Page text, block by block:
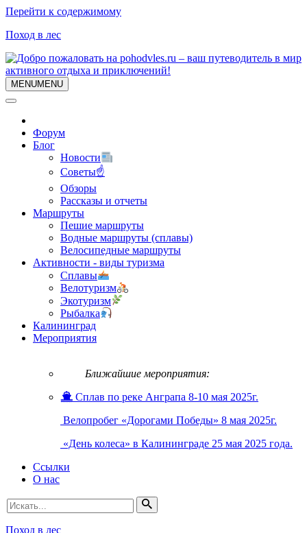
Перейти к содержимому
Поход в лес
MENUMENU
Форум
Блог
Новости
Советы☝
Обзоры
Рассказы и отчеты
Маршруты
Пешие маршруты
Водные маршруты (сплавы)
Велосипедные маршруты
Активности - виды туризма
Сплавы
Велотуризм
Экотуризм
Рыбалка
Калининград
Мероприятия
Ближайшие мероприятия:
Сплав по реке Анграпа 8-10 мая 2025г.
Велопробег «Дорогами Победы» 8 мая 2025г.
«День колеса» в Калининграде 25 мая 2025 года.
Ссылки
О нас
Искать...
Поход в лес